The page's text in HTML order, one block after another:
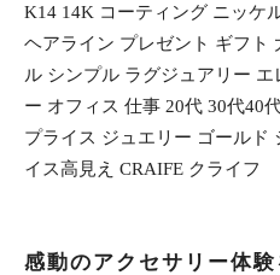
K14 14K コーティング ニッケ
ヘアライン プレゼント ギフト
ル シンプル ラグジュアリー
ー オフィス 仕事 20代 30代40
プライス ジュエリー ゴールド
イス高見え CRAIFE クライフ
感動のアクセサリー体験